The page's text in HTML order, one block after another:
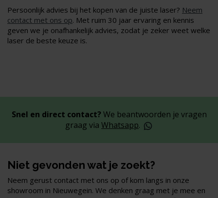
Persoonlijk advies bij het kopen van de juiste laser? Neem
contact met ons op. Met ruim 30 jaar ervaring en kennis
geven we je onafhankelijk advies, zodat je zeker weet welke
laser de beste keuze is.
Snel en direct contact? We beantwoorden je vragen
graag via Whatsapp.
Niet gevonden wat je zoekt?
Neem gerust contact met ons op of kom langs in onze
showroom in Nieuwegein. We denken graag met je mee en